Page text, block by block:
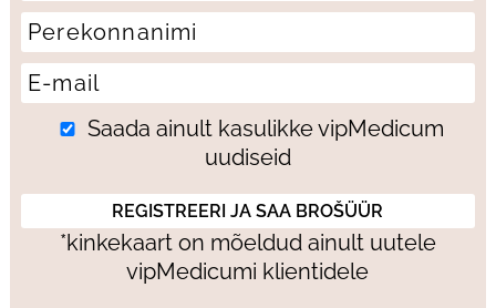
Saada ainult kasulikke vipMedicum
uudiseid
*kinkekaart on mõeldud ainult uutele
vipMedicumi klientidele